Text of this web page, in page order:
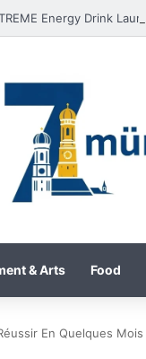
& Arts Food
En Quelques Mois